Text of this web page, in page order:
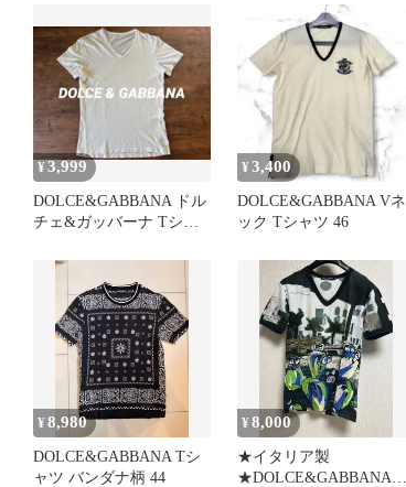
¥3,999
DOLCE&GABBANA ドル
チェ&ガッバーナ Tシャ
¥3,400
DOLCE&GABBANA Vネ
ック Tシャツ 46
¥8,980
DOLCE&GABBANA Tシ
ャツ バンダナ柄 44
¥8,000
★イタリア製
★DOLCE&GABBANA★